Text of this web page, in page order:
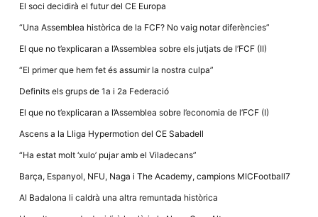
El soci decidirà el futur del CE Europa
“Una Assemblea històrica de la FCF? No vaig notar diferències”
El que no t’explicaran a l’Assemblea sobre els jutjats de l’FCF (II)
“El primer que hem fet és assumir la nostra culpa”
Definits els grups de 1a i 2a Federació
El que no t’explicaran a l’Assemblea sobre l’economia de l’FCF (I)
Ascens a la Lliga Hypermotion del CE Sabadell
“Ha estat molt ‘xulo’ pujar amb el Viladecans”
Barça, Espanyol, NFU, Naga i The Academy, campions MICFootball7
Al Badalona li caldrà una altra remuntada històrica
estructura.
Experiència
tècnics del
emmagatzemen
dispositiu que
lloc funcioni tan
possible. Si